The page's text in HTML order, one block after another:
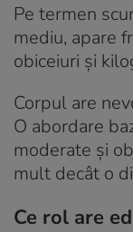
Pe termen
mediu, apare
obiceiuri și
Corpul are
O abordare
moderate și
mult decât o
Ce rol are